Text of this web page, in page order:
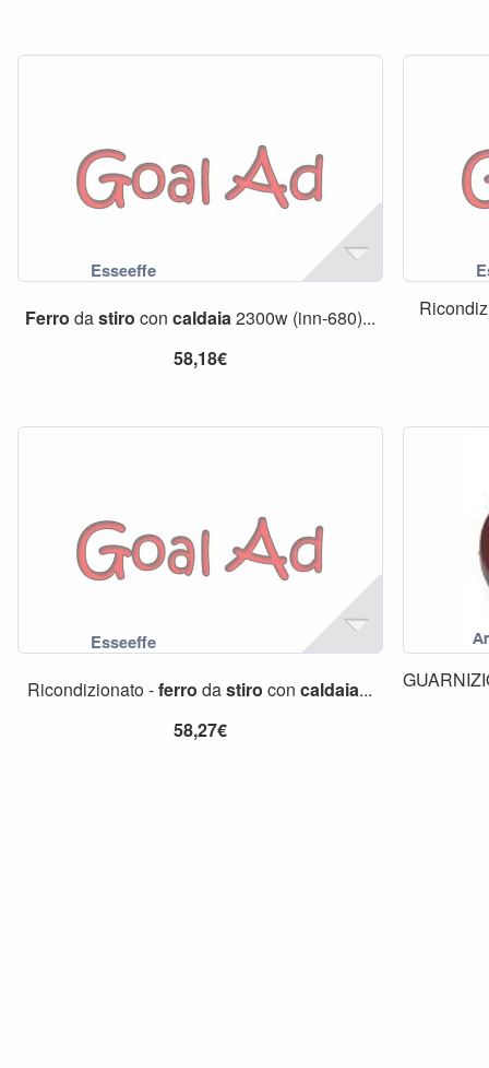
Ferro dastiro con caldaia2300w (inn-680)...
58,18€
Ricondizionato -ferro dastiro concaldaia...
58,27€